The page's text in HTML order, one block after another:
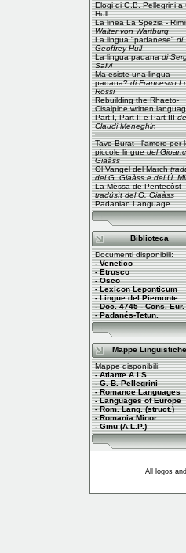
Elogi di G.B. Pellegrini a
Hull
La linea La Spezia -
Walter von Wartburg
La lingua "padanese" di
Geoffrey Hull
La lingua padana di
Salvi
Ma esiste una lingua
padana? di Francesco
Rossi
Rebuilding the Rhaeto-
Cisalpine written
Part I,Part IIePart III de
Claudi Meneghin
Tavo Burat - l'amore per
piccole linguedel
Giaàss
Ol Vangél del March
del G. Giaàss e del Ü.
La Mèssa de Pentecòst
tradüsìt del G. Giaàss
Padanian Language
Biblioteca
Documenti disponibili:
- Venetico
- Etrusco
- Osco
- Lexicon Leponticum
- Lingue del Piemonte
- Doc. 4745 - Cons. Eur.
- Padanés-Tetun.
Mappe Linguistiche
Mappe disponibili:
- Atlante A.I.S.
- G. B. Pellegrini
- Romance Languages
- Languages of Europe
- Rom. Lang. (struct.)
- Romania Minor
- Ginu (A.L.P.)
All logos